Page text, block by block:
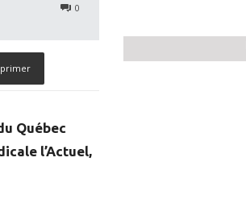
0
Québec
l’Actuel,